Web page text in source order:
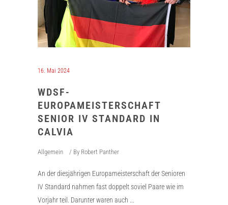
16. Mai 2024
WDSF-
EUROPAMEISTERSCHAFT
SENIOR IV STANDARD IN
CALVIA
Allgemein By Robert Panther
An der diesjährigen Europameisterschaft der Senioren
IV Standard nahmen fast doppelt soviel Paare wie im
Vorjahr teil. Darunter waren auch